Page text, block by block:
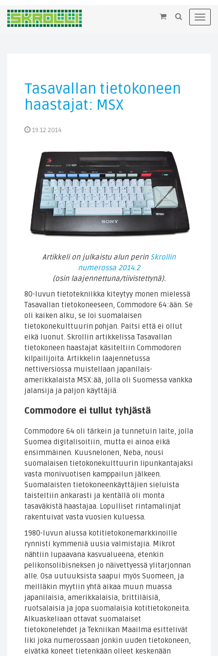
×
Tasavallan tietokoneen
haastajat: MSX
19.12.2014
Artikkeli on julkaistu alun perin Skrollin
numerossa 2014.2
(osin laajennettuna/tiivistettynä).
80-luvun tietotekniikka kiteytyy monen mielessä
Tasavallan tietokoneeseen, Commodore 64:ään. Se
oli kaiken alku, se loi suomalaisen
tietokonekulttuurin pohjan. Paitsi että ei ollut
eikä luonut. Skrollin artikkelissa Tasavallan
tietokoneen haastajat käsiteltiin Commodoren
kilpailijoita. Artikkelin laajennetussa
nettiversiossa muistellaan japanilais-
amerikkalaista MSX:ää, jolla oli Suomessa vankka
jalansija ja paljon käyttäjiä.
Commodore ei tullut tyhjästä
Commodore 64 oli tärkein ja tunnetuin laite, jolla
Suomea digitalisoitiin, mutta ei ainoa eikä
ensimmäinen. Kuusnelonen, Neba, nousi
suomalaisen tietokonekulttuurin lipunkantajaksi
vasta monivuotisen kamppailun jälkeen.
Suomalaisten tietokoneenkäyttäjien sieluista
taisteltiin ankarasti ja kentällä oli monta
tasaväkistä haastajaa. Lopulliset rintamalinjat
rakentuivat vasta vuosien kuluessa.
1980-luvun alussa kotitietokonemarkkinoille
rynnisti kymmeniä uusia valmistajia. Mikrot
nähtiin lupaavana kasvualueena, etenkin
pelikonsolibisneksen jo näivettyessä ylitarjonnan
alle. Osa uutuuksista saapui myös Suomeen, ja
meilläkin myytiin yhtä aikaa muun muassa
japanilaisia, amerikkalaisia, brittiläisiä,
ruotsalaisia ja jopa suomalaisia kotitietokoneita.
Alkuaskeliaan ottavat suomalaiset
tietokonelehdet ja Tekniikan Maailma esittelivät
liki joka numerossaan jonkin uuden tietokoneen,
eivätkä koneet tietenkään olleet keskenään